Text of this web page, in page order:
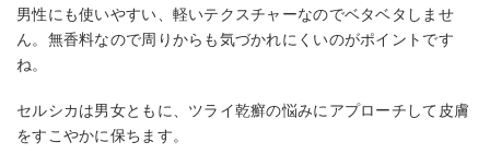
男性にも使いやすい、軽いテクスチャーなのでベタベタしませ
ん。無香料なので周りからも気づかれにくいのがポイントです
ね。
セルシカは男女ともに、ツライ乾癬の悩みにアプローチして皮膚
をすこやかに保ちます。